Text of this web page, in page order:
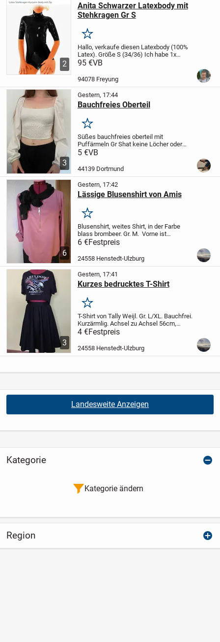
2
Anita Schwarzer Latexbody mit
Stehkragen Gr S
Merken
Hallo, verkaufe diesen Latexbody (100%
Latex). Größe S (34/36) Ich habe 1x
anprobiert und passte leider nicht bei den
Body ist mit Talkumpuder bepudert, das...
95 €VB
94078 Freyung
3
Gestern, 17:44
Bauchfreies Oberteil
Merken
Süßes bauchfreies oberteil mit
Puffärmeln Gr Shat keine Löcher oder
Flecken nur vom vielen tragen leichte
5 €VB
44139 Dortmund
6
Gestern, 17:42
Lässige Blusenshirt von Amis
Merken
Blusenshirt, weites Shirt, in der Farbe
blass brombeer. Gr. M. Vorne ist
Reißverschluß. 100% Viskose, sehr leicht
und fühlt sich angenehm weich am
Körper an. Rückenlänge: 65cm,
6 €Festpreis
24558 Henstedt-Ulzburg
3
Gestern, 17:41
Kurzes bedrucktes T-Shirt
Merken
T-Shirt von Tally Weijl. Gr. L/XL. Bauchfrei.
Kurzärmlig. Achsel zu Achsel 56cm,
Rückenlänge 41cm, Ärmellänge 16cm.
Kein Tragefoto, nur Versand
Haushalt
4 €Festpreis
24558 Henstedt-Ulzburg
Landesweite Anzeigen
Kategorie
Kategorie ändern
Region